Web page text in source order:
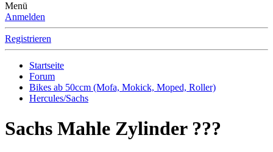
Menü
Anmelden
Registrieren
Startseite
Forum
Bikes ab 50ccm (Mofa, Mokick, Moped, Roller)
Hercules/Sachs
Sachs Mahle Zylinder ???